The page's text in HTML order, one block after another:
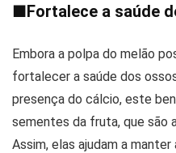
■Fortalece a saúde
Embora a polpa do melão
fortalecer a saúde dos
presença do cálcio, este
sementes da fruta, que são
Assim, elas ajudam a